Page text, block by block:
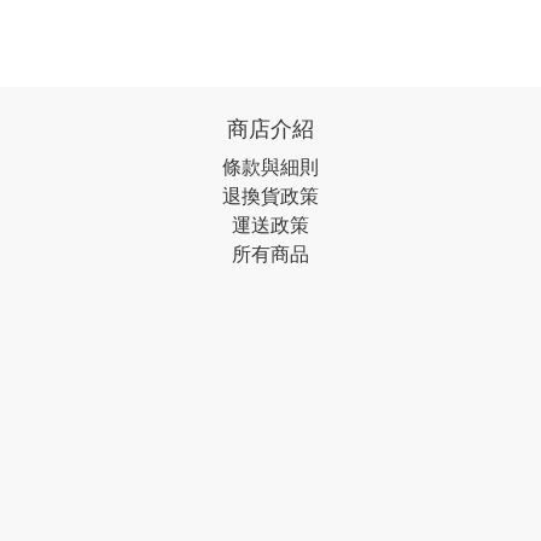
商店介紹
條款與細則
退換貨政策
運送政策
所有商品